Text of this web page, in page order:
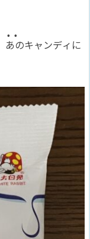
あの
⚫︎⚫︎
キャンディに